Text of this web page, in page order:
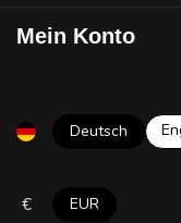
Mein Konto
Deutsch
€ EUR